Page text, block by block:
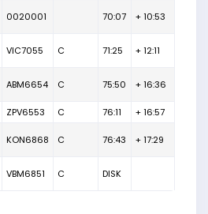
0020001 70:07 + 10:53
VIC7055 C 71:25 + 12:11
ABM6654 C 75:50 + 16:36
ZPV6553 C 76:11 + 16:57
KON6868 C 76:43 + 17:29
VBM6851 C DISK